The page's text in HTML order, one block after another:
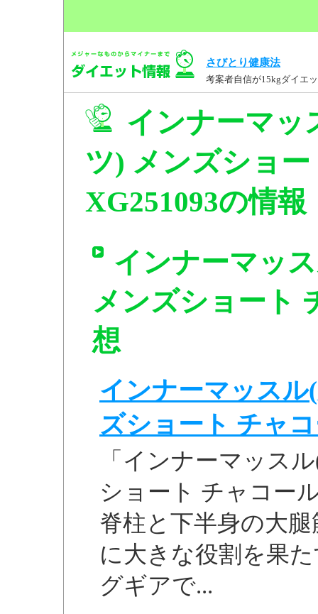
さびとり健康法
考案者自信が15kgダイエ
インナーマッ
ツ) メンズショ
XG251093の情報
インナーマッ
メンズショート
想
インナーマッス
ズショート チャ
「インナーマッス
ショート チャコー
脊柱と下半身の大
に大きな役割を果
グギアで...